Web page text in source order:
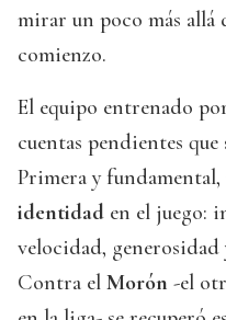
mirar un poco más allá
comienzo.
El equipo entrenado
cuentas pendientes
Primera y fundamental,
identidad en el juego:
velocidad, generosidad
Contra el Morón -el